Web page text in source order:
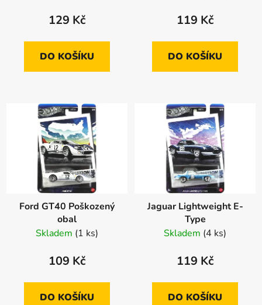
129 Kč
DO KOŠÍKU
119 Kč
DO KOŠÍKU
Ford GT40 Poškozený
obal
Skladem (1 ks)
109 Kč
DO KOŠÍKU
Jaguar Lightweight E-
Type
Skladem (4 ks)
119 Kč
DO KOŠÍKU